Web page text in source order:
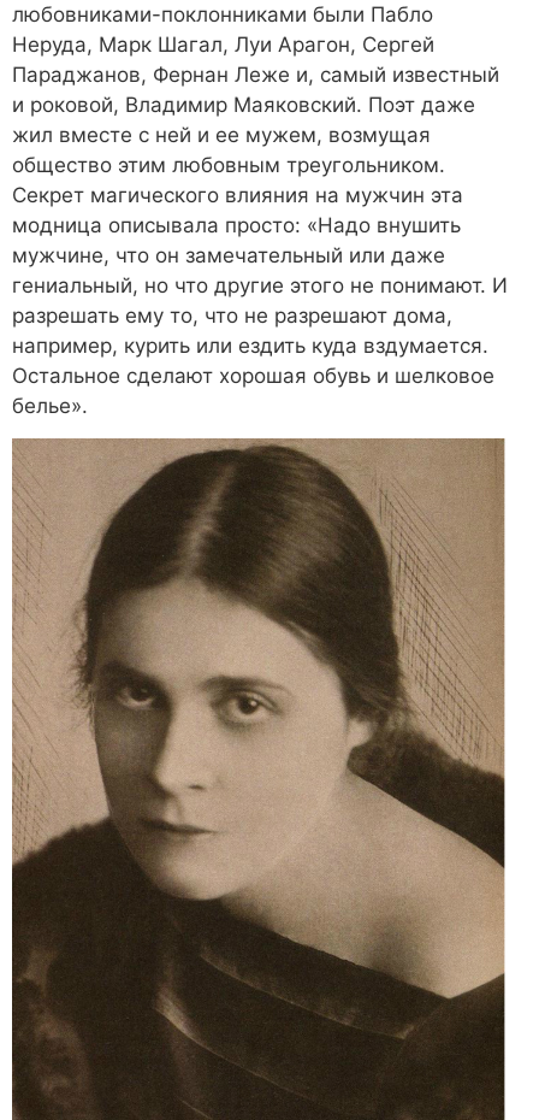
любовниками-поклонниками были Пабло
Неруда, Марк Шагал, Луи Арагон, Сергей
Параджанов, Фернан Леже и, самый известный
и роковой, Владимир Маяковский. Поэт даже
жил вместе с ней и ее мужем, возмущая
общество этим любовным треугольником.
Секрет магического влияния на мужчин эта
модница описывала просто: «Надо внушить
мужчине, что он замечательный или даже
гениальный, но что другие этого не понимают. И
разрешать ему то, что не разрешают дома,
например, курить или ездить куда вздумается.
Остальное сделают хорошая обувь и шелковое
белье».